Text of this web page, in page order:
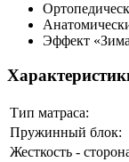
Эффект
Тип матраса:
Пружинный блок:
Жесткость -